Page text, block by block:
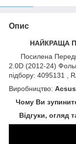
Опис
НАЙКРАЩА
Посилена
2.0D (2012-24)
підбору: 4095131 ,
Виробництво:
Чому Ви
Відгуки, огляд